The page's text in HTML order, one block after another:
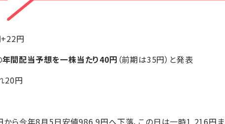
円
年間配当予想を一株当たり40円 （前期は35円）と発表
20円